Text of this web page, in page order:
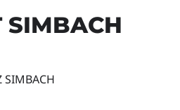
SIMBACH
SIMBACH